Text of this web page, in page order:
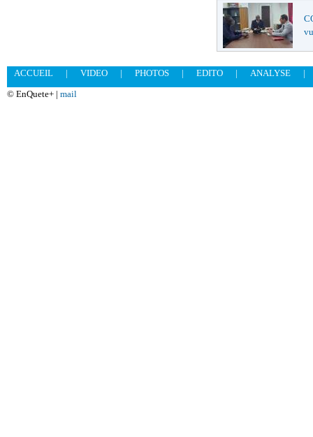
ACCUEIL | VIDEO | PHOTOS | EDITO | ANALYSE
|
© EnQuete+ | mail